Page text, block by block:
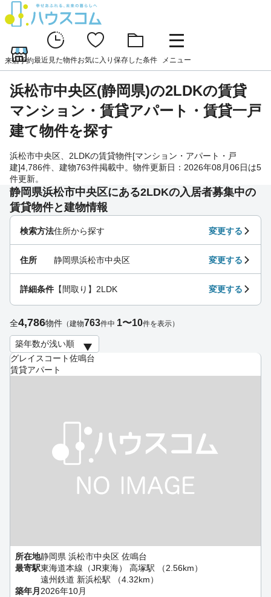
来店予約最近見た物件お気に入り 保存した条件 メニュー
浜松市中央区(静岡県)の2LDKの賃貸
マンション・賃貸アパート・賃貸一戸
建て物件を探す
浜松市中央区、2LDKの賃貸物件[マンション・アパート・戸
建]4,786件、建物763件掲載中。物件更新日：2026年08月06日は5
件更新。
静岡県浜松市中央区にある2LDKの入居者募集中の
賃貸物件と建物情報
グレイスコート佐鳴台
賃貸アパート
所在地静岡県 浜松市中央区 佐鳴台
最寄駅東海道本線（JR東海） 高塚駅 （2.56km）
遠州鉄道 新浜松駅 （4.32km）
築年月 2026年10月
検索方法住所から探す 変更する
住所 静岡県浜松市中央区 変更する
詳細条件 【間取り】2LDK 変更する
全4,786物件 （建物763件中 1〜10件を表示）